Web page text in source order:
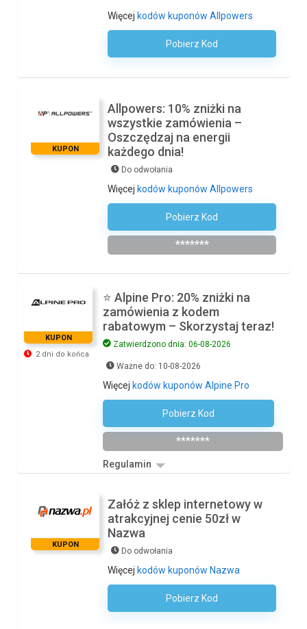
Więcej kodów kuponów Allpowers
Pobierz Kod
Kod Nie Jest Wymagany
KUPON
Allpowers: 10% zniżki na
wszystkie zamówienia –
Oszczędzaj na energii
każdego dnia!
Do odwołania
Więcej kodów kuponów Allpowers
Pobierz KodALLPOWERSPL
*******
KUPON
2 dni do końca
⭐ Alpine Pro: 20% zniżki na
zamówienia z kodem
rabatowym – Skorzystaj teraz!
Zatwierdzono dnia: 06-08-2026
Ważne do: 10-08-2026
Więcej kodów kuponów Alpine Pro
Pobierz Kod
*******
Regulamin
KUPON
Załóż z sklep internetowy w
atrakcyjnej cenie 50zł w
Nazwa
Do odwołania
Więcej kodów kuponów Nazwa
Pobierz Kod
Kod Nie Jest Wymagany